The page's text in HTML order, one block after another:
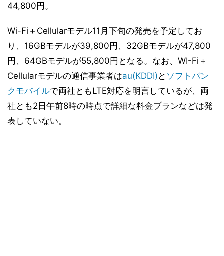
44,800円。
Wi-Fi＋Cellularモデル11月下旬の発売を予定してお
り、16GBモデルが39,800円、32GBモデルが47,800
円、64GBモデルが55,800円となる。なお、WI-Fi＋
Cellularモデルの通信事業者はau(KDDI) と ソフトバン
クモバイルで両社ともLTE対応を明言しているが、両
社とも2日午前8時の時点で詳細な料金プランなどは発
表していない。